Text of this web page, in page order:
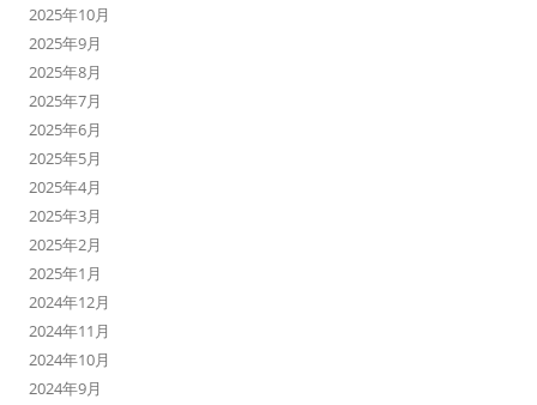
2025年10月
2025年9月
2025年8月
2025年7月
2025年6月
2025年5月
2025年4月
2025年3月
2025年2月
2025年1月
2024年12月
2024年11月
2024年10月
2024年9月